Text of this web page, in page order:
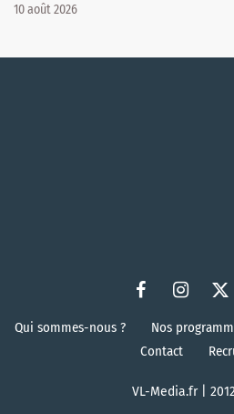
10 août 2026
Qui sommes-nous ? Nos
Contact
VL-Media.fr |